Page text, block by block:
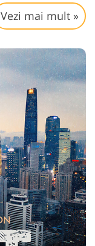
Vezi mai mult »